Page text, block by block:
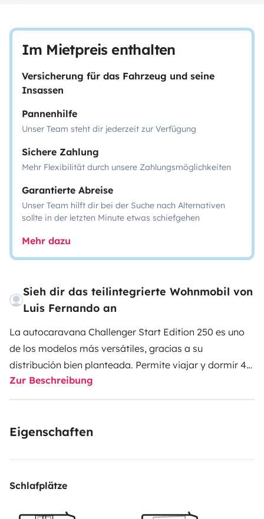
Im Mietpreis enthalten
Versicherung für das Fahrzeug und seine
Insassen
Pannenhilfe
Unser Team steht dir jederzeit zur Verfügung
Sichere Zahlung
Mehr Flexibilität durch unsere Zahlungsmöglichkeiten
Garantierte Abreise
Unser Team hilft dir bei der Suche nach Alternativen
sollte in der letzten Minute etwas schiefgehen
Mehr dazu
Sieh dir das teilintegrierte Wohnmobil von
Luis Fernando an
La autocaravana Challenger Start Edition 250 es uno
de los modelos más versátiles, gracias a su
distribución bien planteada. Permite viajar y dormir 4
personas cómodamente en dos camas dobles.
y la ducha están en estancias diferentes y separadas
ofreciendo la intimidad necesaria para cambiarte o
oscurecedores en todas las ventanas. También cuenta
garaje permite guardar equipamiento, maletas e
Zur Beschreibung
Eigenschaften
Schlafplätze